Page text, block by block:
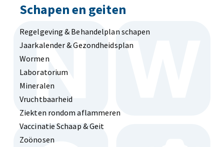
Schapen en geiten
Regelgeving & Behandelplan schapen
Jaarkalender & Gezondheidsplan
Wormen
Laboratorium
Mineralen
Vruchtbaarheid
Ziekten rondom aflammeren
Vaccinatie Schaap & Geit
Zoönosen